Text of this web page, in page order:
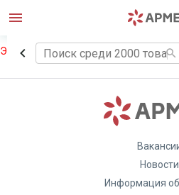
Элемент не найден!
Новости
Информация